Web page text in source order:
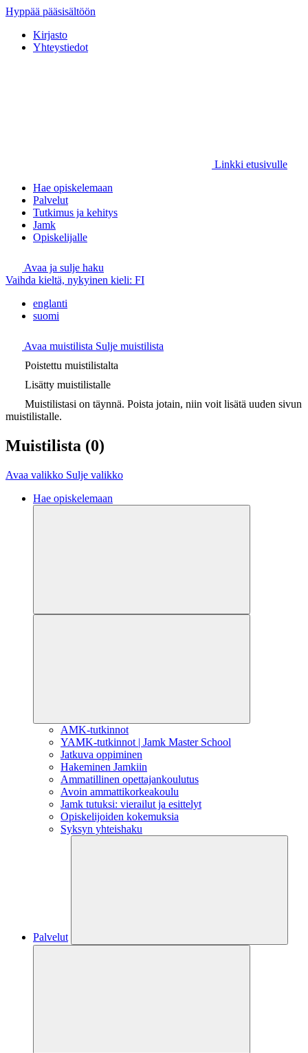
Hyppää pääsisältöön
Kirjasto
Yhteystiedot
Linkki etusivulle
Hae opiskelemaan
Palvelut
Tutkimus ja kehitys
Jamk
Opiskelijalle
Avaa ja sulje haku
Vaihda kieltä, nykyinen kieli: FI
englanti
suomi
Avaa muistilista Sulje muistilista
Poistettu muistilistalta
Lisätty muistilistalle
Muistilistasi on täynnä. Poista jotain, niin voit lisätä uuden sivun
muistilistalle.
Muistilista (0)
Avaa valikko Sulje valikko
Hae opiskelemaan
AMK-tutkinnot
YAMK-tutkinnot | Jamk Master School
Jatkuva oppiminen
Hakeminen Jamkiin
Ammatillinen opettajankoulutus
Avoin ammattikorkeakoulu
Jamk tutuksi: vierailut ja esittelyt
Opiskelijoiden kokemuksia
Syksyn yhteishaku
Palvelut